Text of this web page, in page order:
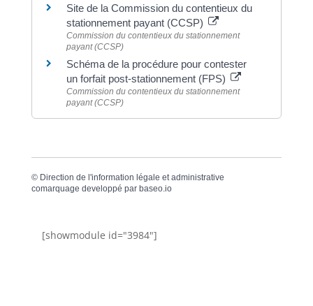
Site de la Commission du contentieux du
stationnement payant (CCSP)
Commission du contentieux du stationnement
payant (CCSP)
Schéma de la procédure pour contester
un forfait post-stationnement (FPS)
Commission du contentieux du stationnement
payant (CCSP)
© Direction de l'information légale et administrative
comarquage developpé par baseo.io
[showmodule id="3984"]